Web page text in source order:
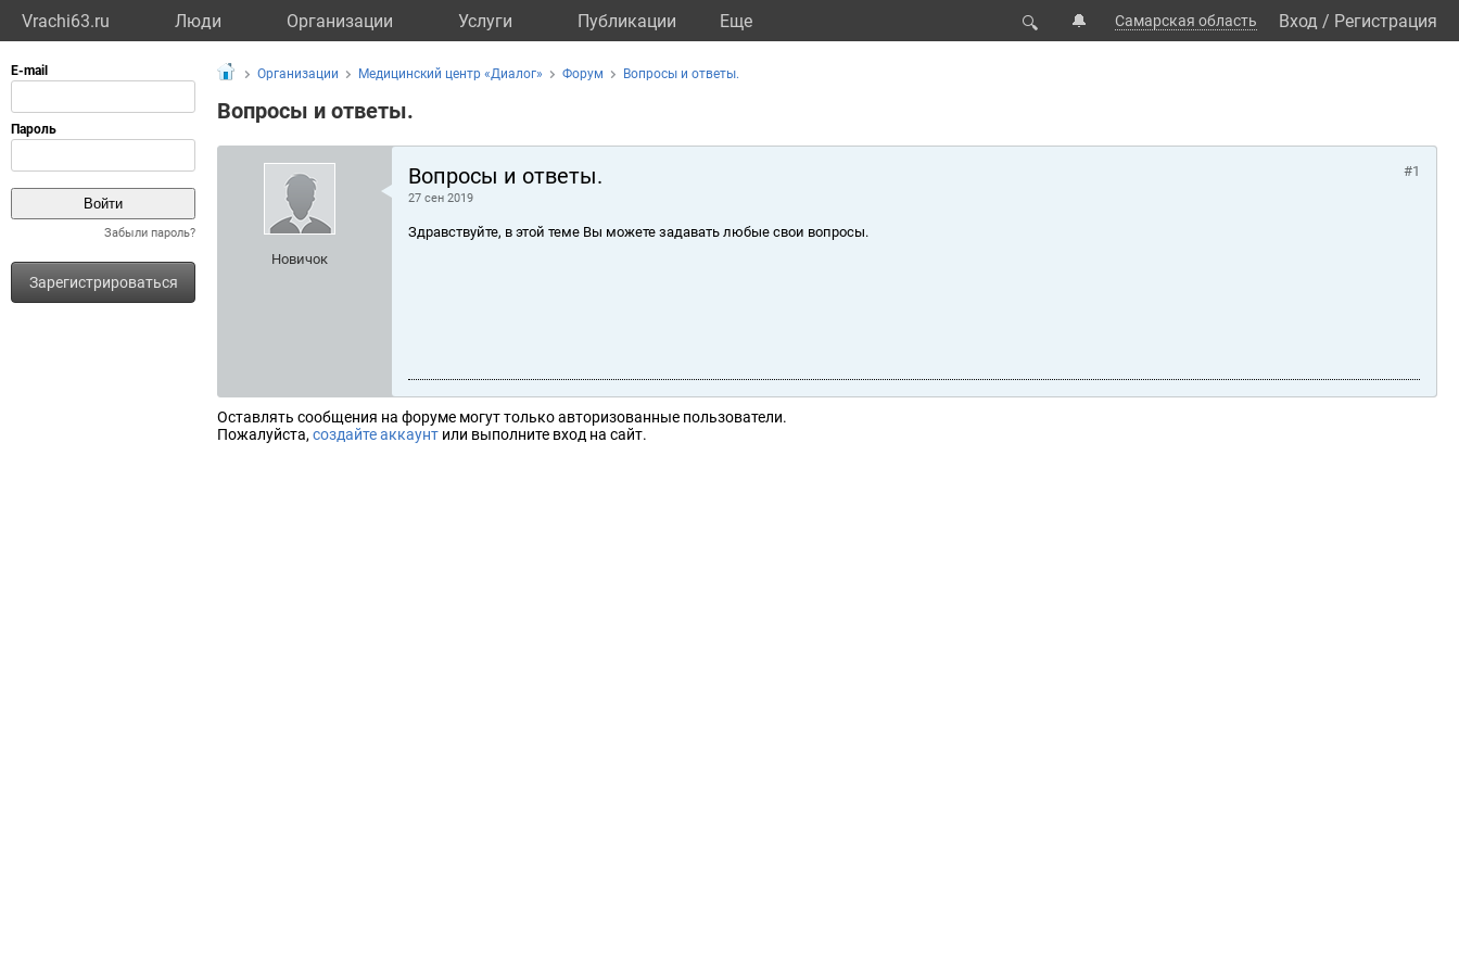
Vrachi63.ru Люди Организации Услуги Публикации Eще 🔍 🔔 Самарская область Вход / Регистрация
Забыли пароль?
Зарегистрироваться
Организации Медицинский центр «Диалог» Форум Вопросы и ответы.
Вопросы и ответы.
Новичок
Вопросы и ответы.
27 сен 2019
#1
Здравствуйте, в этой теме Вы можете задавать любые свои вопросы.
Оставлять сообщения на форуме могут только авторизованные пользователи.
Пожалуйста, создайте аккаунт или выполните вход на сайт.